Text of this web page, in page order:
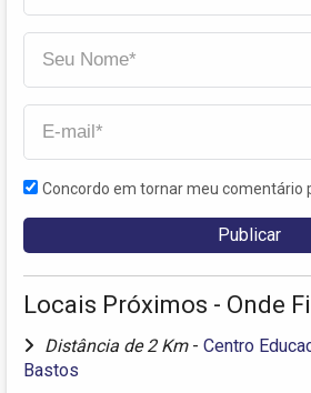
Concordo em tornar meu comentário
Locais Próximos - Onde
Distância de 2 Km - Centro
Bastos